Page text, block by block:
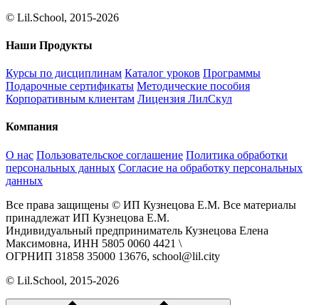
© Lil.School, 2015‐2026
Наши Продукты
Курсы по дисциплинам Каталог уроков Программы
Подарочные сертификаты Методические пособия
Корпоративным клиентам Лицензия ЛилСкул
Компания
О нас Пользовательское соглашение Политика обработки
персональных данных Согласие на обработку персональных
данных
Все права защищены © ИП Кузнецова Е.М. Все материалы
принадлежат ИП Кузнецова Е.М.
Индивидуальный предприниматель Кузнецова Елена
Максимовна, ИНН 5805 0060 4421 \
ОГРНИП 31858 35000 13676, school@lil.city
© Lil.School, 2015‐2026